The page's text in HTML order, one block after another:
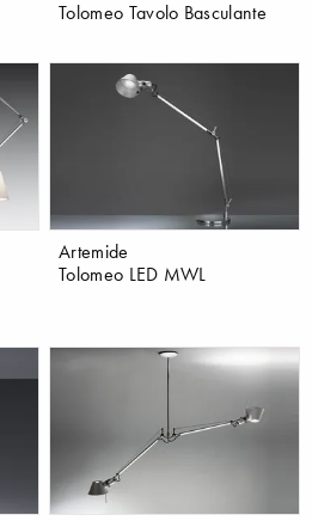
Tolomeo Tavolo Basculante
Artemide
Tolomeo LED MWL